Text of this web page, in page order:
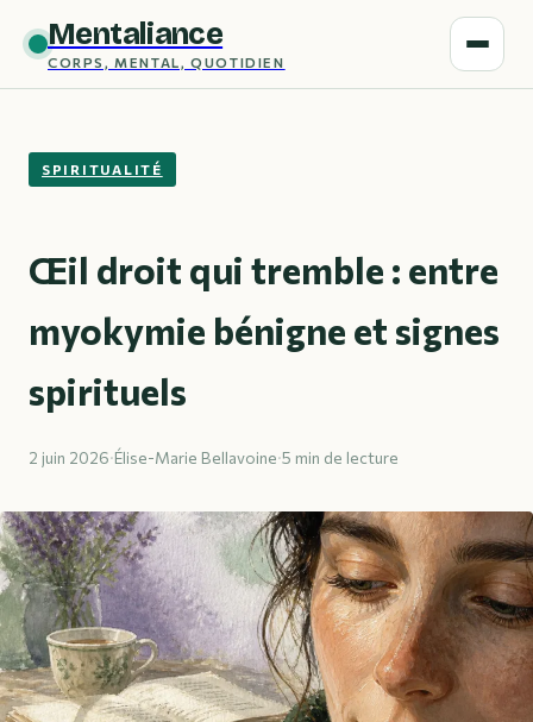
Mentaliance
CORPS, MENTAL, QUOTIDIEN
SPIRITUALITÉ
Œil droit qui tremble : entre
myokymie bénigne et signes
spirituels
2 juin 2026·Élise-Marie Bellavoine·5 min de lecture